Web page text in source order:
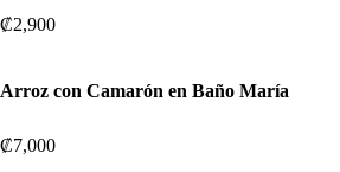
₡2,900
Arroz con Camarón en Baño María
₡7,000